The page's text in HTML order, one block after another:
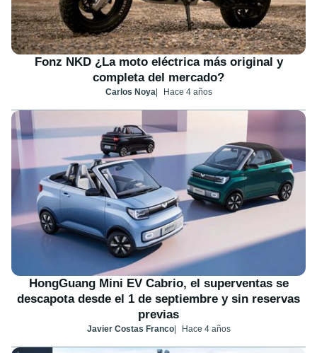
Fonz NKD ¿La moto eléctrica más original y
completa del mercado?
Carlos Noya Hace 4 años
HongGuang Mini EV Cabrio, el superventas se
descapota desde el 1 de septiembre y sin reservas
previas
Javier Costas Franco Hace 4 años